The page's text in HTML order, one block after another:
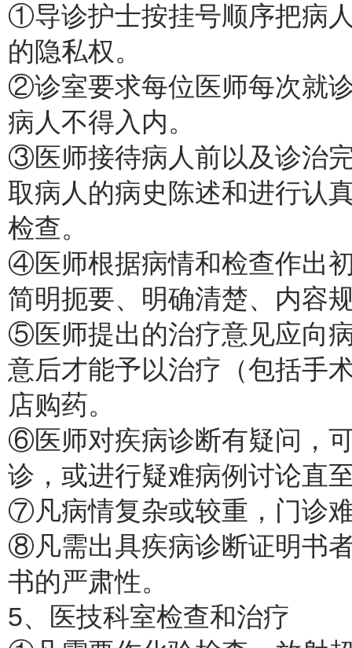
①导诊护士按挂号顺序把病
的隐私权。
②诊室要求每位医师每次就
病人不得入内。
③医师接待病人前以及诊治
取病人的病史陈述和进行认
检查。
④医师根据病情和检查作出
简明扼要、明确清楚、内容
⑤医师提出的治疗意见应向
意后才能予以治疗（包括手
店购药。
⑥医师对疾病诊断有疑问，
诊，或进行疑难病例讨论直
⑦凡病情复杂或较重，门诊
⑧凡需出具疾病诊断证明书
书的严肃性。
5、医技科室检查和治疗